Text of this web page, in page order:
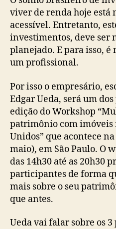
viver de renda hoje está
acessível. Entretanto,
investimentos, deve ser
planejado. E para isso, é
um profissional.
Por isso o empresário,
Edgar Ueda, será um
edição do Workshop
patrimônio com imóveis
Unidos” que acontece
maio), em São Paulo. O
das 14h30 até as 20h30
participantes de forma
mais sobre o seu
que antes.
Ueda vai falar sobre os